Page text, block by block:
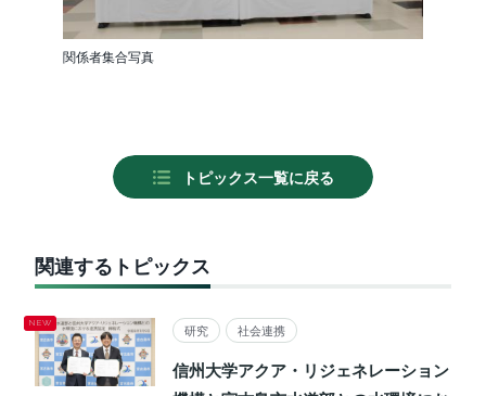
関係者集合写真
トピックス一覧に戻る
関連するトピックス
研究 社会連携
信州大学アクア・リジェネレーション